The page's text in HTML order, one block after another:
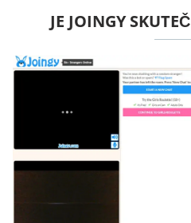
JE JOINGY